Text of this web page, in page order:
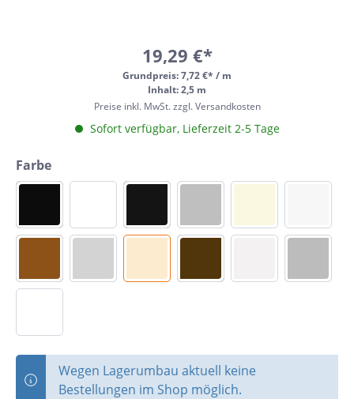
19,29 €*
Grundpreis:7,72 €* / m
Inhalt: 2,5 m
Preise inkl. MwSt. zzgl. Versandkosten
Sofort verfügbar, Lieferzeit 2-5 Tage
Farbe
Wegen Lagerumbau aktuell keine
Bestellungen im Shop möglich.